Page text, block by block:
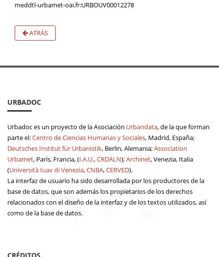
meddtl-urbamet-oai.fr:URBOUV00012278
ATRÁS
URBADOC
Urbadoc es un proyecto de la Asociación Urbandata, de la que forman
parte el:Centro de Ciencias Humanas y Sociales, Madrid, España;
Deutsches Institut für Urbanistik, Berlin, Alemania;Association
Urbamet, París, Francia, (I.A.U.,CRDALN);Archinet, Venezia, Italia
(Università Iuav di Venezia,CNBA,CERVED).
La interfaz de usuario ha sido desarrollada por los productores de la
base de datos, que son además los propietarios de los derechos
relacionados con el diseño de la interfaz y de los textos utilizados, así
como de la base de datos.